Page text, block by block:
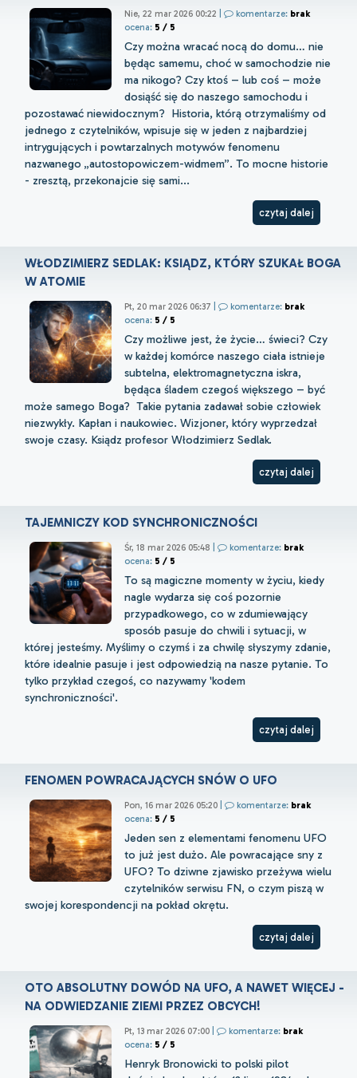
Nie, 22 mar 2026 00:22 komentarze: brak
ocena: 5 / 5
Czy można wracać nocą do domu… nie
będąc samemu, choć w samochodzie nie
ma nikogo? Czy ktoś – lub coś – może
dosiąść się do naszego samochodu i
pozostawać niewidocznym? Historia, którą otrzymaliśmy od
jednego z czytelników, wpisuje się w jeden z najbardziej
intrygujących i powtarzalnych motywów fenomenu
nazwanego „autostopowiczem-widmem”. To mocne historie
- zresztą, przekonajcie się sami...
czytaj dalej
WŁODZIMIERZ SEDLAK: KSIĄDZ, KTÓRY SZUKAŁ BOGA
W ATOMIE
Pt, 20 mar 2026 06:37 komentarze: brak
ocena: 5 / 5
Czy możliwe jest, że życie… świeci? Czy
w każdej komórce naszego ciała istnieje
subtelna, elektromagnetyczna iskra,
będąca śladem czegoś większego – być
może samego Boga? Takie pytania zadawał sobie człowiek
niezwykły. Kapłan i naukowiec. Wizjoner, który wyprzedzał
swoje czasy. Ksiądz profesor Włodzimierz Sedlak.
czytaj dalej
TAJEMNICZY KOD SYNCHRONICZNOŚCI
Śr, 18 mar 2026 05:48 komentarze: brak
ocena: 5 / 5
To są magiczne momenty w życiu, kiedy
nagle wydarza się coś pozornie
przypadkowego, co w zdumiewający
sposób pasuje do chwili i sytuacji, w
której jesteśmy. Myślimy o czymś i za chwilę słyszymy zdanie,
które idealnie pasuje i jest odpowiedzią na nasze pytanie. To
tylko przykład czegoś, co nazywamy 'kodem
synchroniczności'.
czytaj dalej
FENOMEN POWRACAJĄCYCH SNÓW O UFO
Pon, 16 mar 2026 05:20 komentarze: brak
ocena: 5 / 5
Jeden sen z elementami fenomenu UFO
to już jest dużo. Ale powracające sny z
UFO? To dziwne zjawisko przeżywa wielu
czytelników serwisu FN, o czym piszą w
swojej korespondencji na pokład okrętu.
czytaj dalej
OTO ABSOLUTNY DOWÓD NA UFO, A NAWET WIĘCEJ -
NA ODWIEDZANIE ZIEMI PRZEZ OBCYCH!
Pt, 13 mar 2026 07:00 komentarze: brak
ocena: 5 / 5
Henryk Bronowicki to polski pilot